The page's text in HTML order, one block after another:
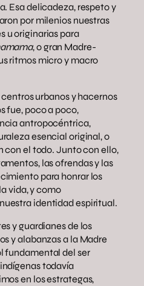
Esa delicadeza, respeto y
por milenios nuestras
u originarias para
, o gran Madre-
ritmos micro y macro
urbanos y hacernos
fue, poco a poco,
antropocéntrica,
esencial original, o
con el todo. Junto con ello,
las ofrendas y las
para honrar los
vida, y como
identidad espiritual.
y guardianes de los
y alabanzas a la Madre
fundamental del ser
todavía
en los estrategas,